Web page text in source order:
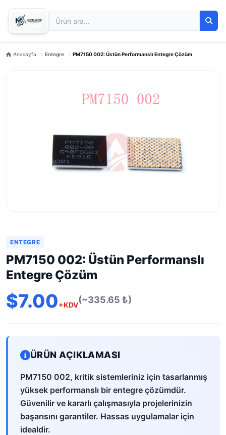
Anasayfa Entegre PM7150 002: Üstün Performanslı Entegre Çözüm
ENTEGRE
PM7150 002: Üstün Performanslı
Entegre Çözüm
$7.00+KDV(~335.65 ₺)
ÜRÜN AÇIKLAMASI
PM7150 002, kritik sistemleriniz için tasarlanmış
yüksek performanslı bir entegre çözümdür.
Güvenilir ve kararlı çalışmasıyla projelerinizin
başarısını garantiler. Hassas uygulamalar için
idealdir.